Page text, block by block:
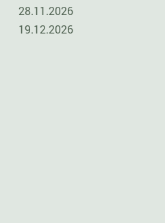
28.11.2026
19.12.2026